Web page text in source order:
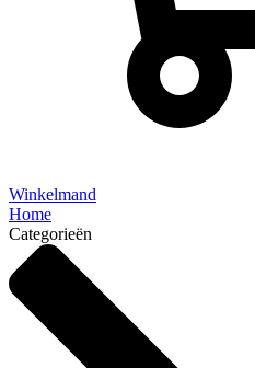
Winkelmand
Home
Categorieën